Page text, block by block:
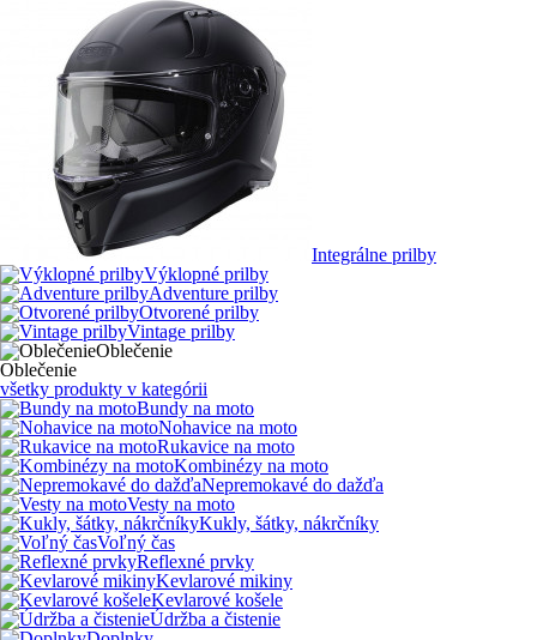
Integrálne prilby
Výklopné prilby
Adventure prilby
Otvorené prilby
Vintage prilby
Oblečenie
Oblečenie
všetky produkty v kategórii
Bundy na moto
Nohavice na moto
Rukavice na moto
Kombinézy na moto
Nepremokavé do dažďa
Vesty na moto
Kukly, šátky, nákrčníky
Voľný čas
Reflexné prvky
Kevlarové mikiny
Kevlarové košele
Údržba a čistenie